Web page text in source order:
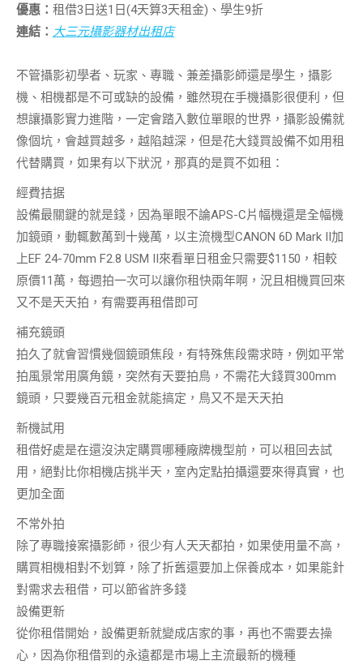
優惠： 租借3日送1日(4天算3天租金)、學生9折
連結： 大三元攝影器材出租店
不管攝影初學者、玩家、專職、兼差攝影師還是學生，攝影
機、相機都是不可或缺的設備，雖然現在手機攝影很便利，但
想讓攝影實力進階，一定會踏入數位單眼的世界，攝影設備就
像個坑 ，會越買越多，越陷越深，但是花大錢買設備不如用租
代替購買 ，如果有以下狀況，那真的是買不如租 ：
經費拮据
設備最關鍵的就是錢 ，因為單眼不論APS-C片幅機還是全幅機
加鏡頭，動輒數萬到十幾萬 ，以主流機型CANON 6D Mark II加
上EF 24-70mm F2.8 USM II來看單日租金只需要$1150，相較
原價11萬，每週拍一次可以讓你租快兩年啊，況且相機買回來
又不是天天拍，有需要再租借即可
補充鏡頭
拍久了就會習慣幾個鏡頭焦段，有特殊焦段需求時，例如平常
拍風景常用廣角鏡，突然有天要拍鳥，不需花大錢買300mm
鏡頭，只要幾百元租金就能搞定，鳥又不是天天拍
新機試用
租借好處是在還沒決定購買哪種廠牌機型前，可以租回去試
用 ，絕對比你相機店挑半天，室內定點拍攝還要來得真實，也
更加全面
不常外拍
除了專職接案攝影師，很少有人天天都拍，如果使用量不高，
購買相機相對不划算 ，除了折舊還要加上保養成本，如果能針
對需求去租借，可以節省許多錢
設備更新
從你租借開始，設備更新就變成店家的事，再也不需要去操
心，因為你租借到的永遠都是市場上主流最新的機種